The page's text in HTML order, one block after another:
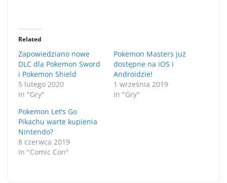
Related
Zapowiedziano nowe
DLC dla Pokemon Sword
i Pokemon Shield
5 lutego 2020
In "Gry"
Pokemon Masters już
dostępne na iOS i
Androidzie!
1 września 2019
In "Gry"
Pokemon Let’s Go
Pikachu warte kupienia
Nintendo?
8 czerwca 2019
In "Comic Con"